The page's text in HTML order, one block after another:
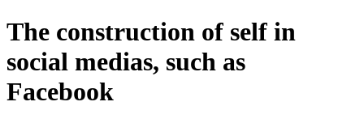
The construction of self in
social medias, such as
Facebook